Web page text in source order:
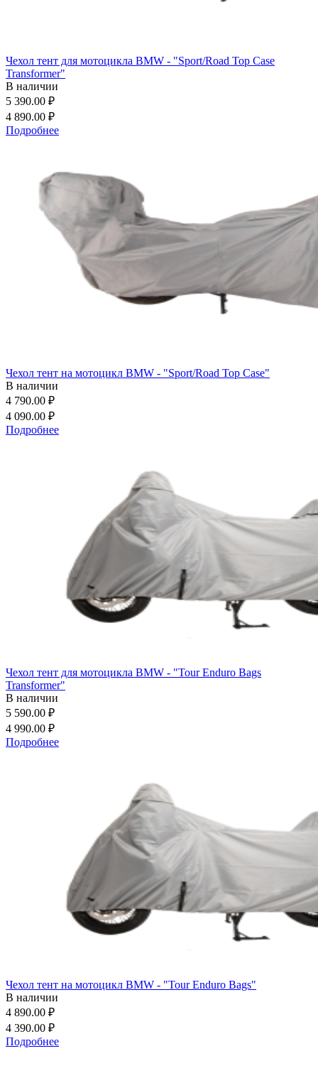
Чехол тент для мотоцикла BMW - "Sport/Road Top Case
Transformer"
В наличии
5 390.00 ₽
4 890.00 ₽
Подробнее
Чехол тент на мотоцикл BMW - "Sport/Road Top Case"
В наличии
4 790.00 ₽
4 090.00 ₽
Подробнее
Чехол тент для мотоцикла BMW - "Tour Enduro Bags
Transformer"
В наличии
5 590.00 ₽
4 990.00 ₽
Подробнее
Чехол тент на мотоцикл BMW - "Tour Enduro Bags"
В наличии
4 890.00 ₽
4 390.00 ₽
Подробнее